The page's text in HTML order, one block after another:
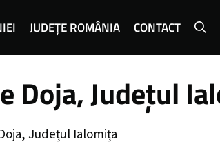
JUDEȚE ROMÂNIA CONTACT
Doja, Județul
Județul Ialomița